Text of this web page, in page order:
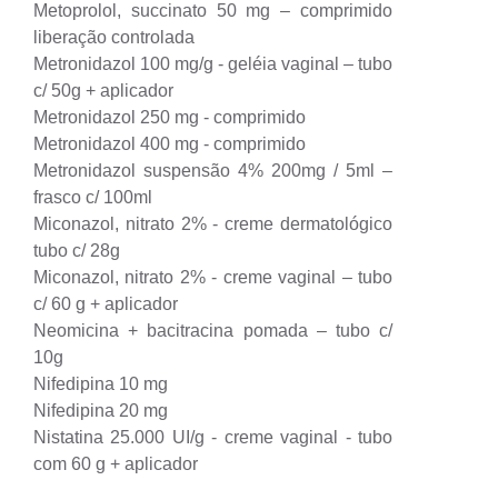
Metoprolol, succinato 50 mg – comprimido
liberação controlada
Metronidazol 100 mg/g - geléia vaginal – tubo
c/ 50g + aplicador
Metronidazol 250 mg - comprimido
Metronidazol 400 mg - comprimido
Metronidazol suspensão 4% 200mg / 5ml –
frasco c/ 100ml
Miconazol, nitrato 2% - creme dermatológico
tubo c/ 28g
Miconazol, nitrato 2% - creme vaginal – tubo
c/ 60 g + aplicador
Neomicina + bacitracina pomada – tubo c/
10g
Nifedipina 10 mg
Nifedipina 20 mg
Nistatina 25.000 UI/g - creme vaginal - tubo
com 60 g + aplicador